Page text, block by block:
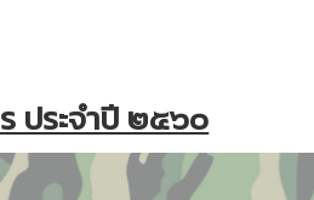
ประจำปี ๒๕๖๐